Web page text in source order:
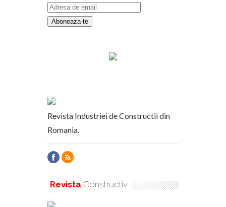
Revista Industriei de Constructii din
Romania.
Revista Constructiv